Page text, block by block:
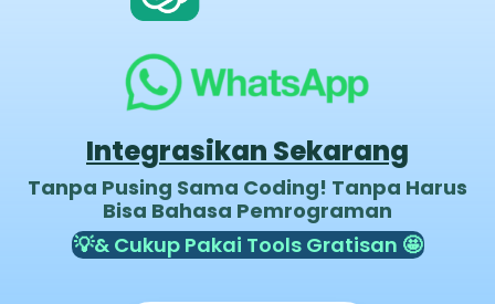
Integrasikan Sekarang
Tanpa Pusing Sama Coding! Tanpa Harus
Bisa Bahasa Pemrograman
💡& Cukup Pakai Tools Gratisan 🤩